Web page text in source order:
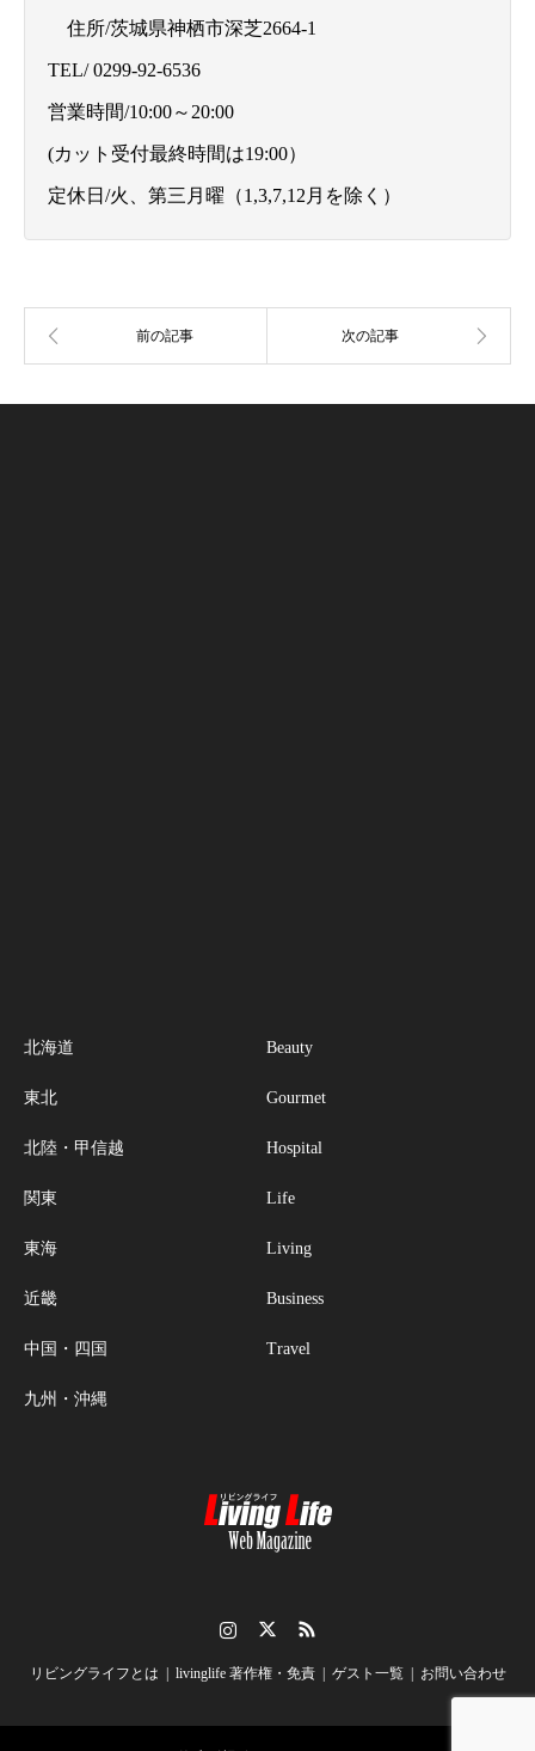
住所/茨城県神栖市深芝2664-1
TEL/ 0299-92-6536
営業時間/10:00～20:00
(カット受付最終時間は19:00）
定休日/火、第三月曜（1,3,7,12月を除く）
北海道
東北
北陸・甲信越
関東
東海
近畿
中国・四国
九州・沖縄
Beauty
Gourmet
Hospital
Life
Living
Business
Travel
リビングライフとは livinglife 著作権・免責 ゲスト一覧 お問い合わせ